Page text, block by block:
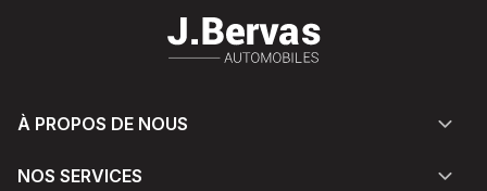
À PROPOS DE NOUS
NOS SERVICES